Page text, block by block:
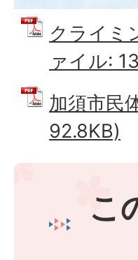
クライミ
ァイル:
加須市民
92.8KB)
こ